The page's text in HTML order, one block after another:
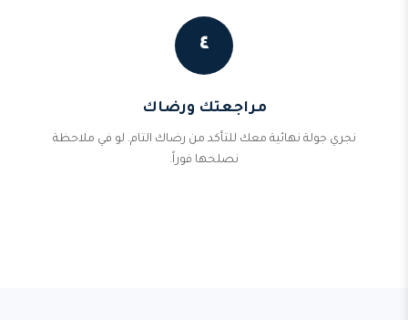
٤
مراجعتك ورضاك
نجري جولة نهائية معك للتأكد من رضاك التام. لو في ملاحظة
نصلحها فوراً.